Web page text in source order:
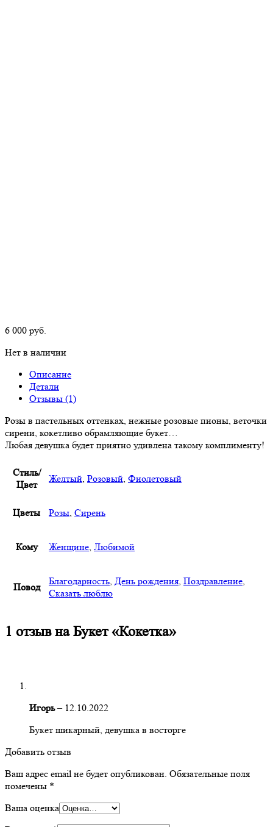
6 000 руб.
Нет в наличии
Описание
Детали
Отзывы (1)
Розы в пастельных оттенках, нежные розовые пионы, веточки
сирени, кокетливо обрамляющие букет…
Любая девушка будет приятно удивлена такому комплименту!
Стиль/
Цвет
Желтый, Розовый, Фиолетовый
Цветы Розы, Сирень
Кому Женщине, Любимой
Повод
Благодарность, День рождения, Поздравление,
Сказать люблю
1 отзыв наБукет «Кокетка»
Игорь – 12.10.2022
Букет шикарный, девушка в восторге
Добавить отзыв
Ваш адрес email не будет опубликован. Обязательные поля
помечены *
Ваша оценка